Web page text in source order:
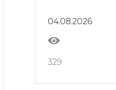
04.08.2026
329